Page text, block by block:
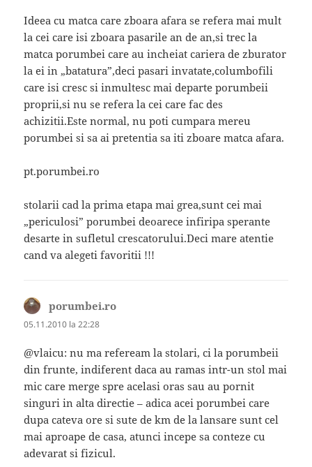
Ideea cu matca care zboara afara se refera mai mult
la cei care isi zboara pasarile an de an,si trec la
matca porumbei care au incheiat cariera de zburator
la ei in „batatura”,deci pasari invatate,columbofili
care isi cresc si inmultesc mai departe porumbeii
proprii,si nu se refera la cei care fac des
achizitii.Este normal, nu poti cumpara mereu
porumbei si sa ai pretentia sa iti zboare matca afara.
pt.porumbei.ro
stolarii cad la prima etapa mai grea,sunt cei mai
„periculosi” porumbei deoarece infiripa sperante
desarte in sufletul crescatorului.Deci mare atentie
cand va alegeti favoritii !!!
porumbei.ro
05.11.2010 la 22:28
@vlaicu: nu ma refeream la stolari, ci la porumbeii
din frunte, indiferent daca au ramas intr-un stol mai
mic care merge spre acelasi oras sau au pornit
singuri in alta directie – adica acei porumbei care
dupa cateva ore si sute de km de la lansare sunt cel
mai aproape de casa, atunci incepe sa conteze cu
adevarat si fizicul.